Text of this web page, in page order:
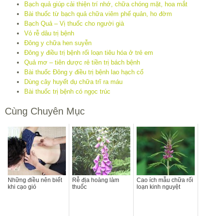
Bạch quả giúp cải thiện trí nhớ, chữa chóng mặt, hoa mắt
Bài thuốc từ bạch quả chữa viêm phế quản, ho đờm
Bạch Quả – Vị thuốc cho người già
Vỏ rễ dâu trị bệnh
Đông y chữa hen suyễn
Đông y điều trị bệnh rối loạn tiêu hóa ở trẻ em
Quả mơ – tiên dược rẻ tiền trị bách bệnh
Bài thuốc Đông y điều trị bệnh lao hạch cổ
Dùng cây huyết dụ chữa trĩ ra máu
Bài thuốc trị bệnh có ngọc trúc
Cùng Chuyên Mục
Những điều nên biết
khi cạo gió
Rễ địa hoàng làm
thuốc
Cao ích mẫu chữa rối
loạn kinh nguyệt